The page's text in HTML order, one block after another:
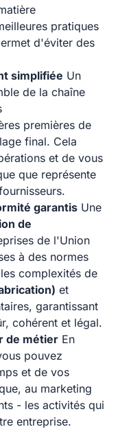
pratiques
d'éviter des
simplifiée Un
de la chaîne
premières de
final. Cela
et de vous
que représente
garantis Une
de
de l'Union
à des normes
complexités de
et
garantissant
cohérent et légal.
de métier En
pouvez
et de vos
au marketing
- les activités qui
entreprise.